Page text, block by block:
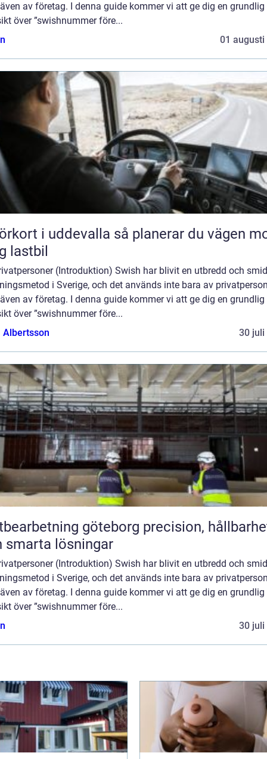
av företag. I denna guide kommer vi att ge dig en grundlig
över ”swishnummer före...
01 augusti
i uddevalla så planerar du vägen mot
lastbil
(Introduktion) Swish har blivit en utbredd och
i Sverige, och det används inte bara av
av företag. I denna guide kommer vi att ge dig en grundlig
över ”swishnummer före...
Albertsson
30 juli
göteborg precision, hållbarhet
smarta lösningar
(Introduktion) Swish har blivit en utbredd och
i Sverige, och det används inte bara av
av företag. I denna guide kommer vi att ge dig en grundlig
över ”swishnummer före...
30 juli